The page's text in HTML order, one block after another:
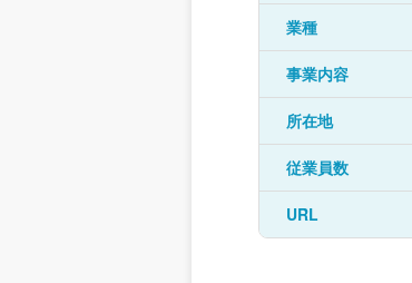
業種
事業内容
所在地
従業員数
URL